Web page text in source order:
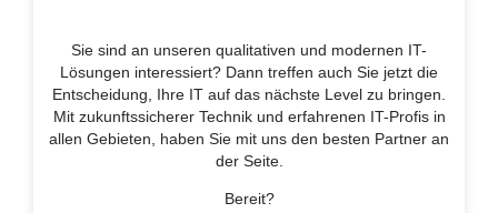
Sie sind an unseren qualitativen und modernen IT-
Lösungen interessiert? Dann treffen auch Sie jetzt die
Entscheidung, Ihre IT auf das nächste Level zu bringen.
Mit zukunftssicherer Technik und erfahrenen IT-Profis in
allen Gebieten, haben Sie mit uns den besten Partner an
der Seite.
Bereit?